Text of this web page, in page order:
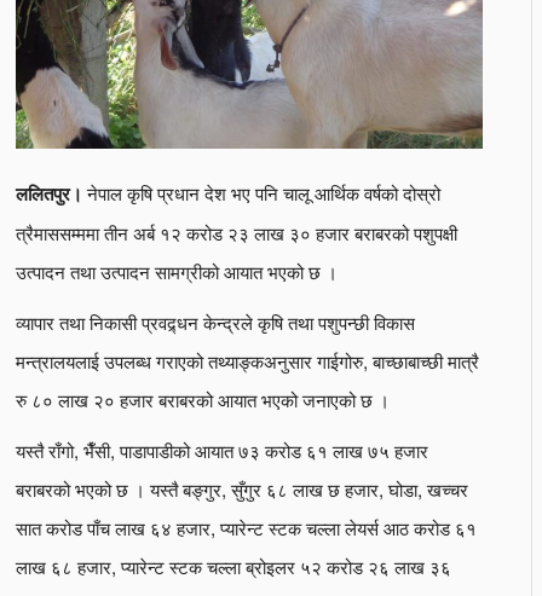
ललितपुर। नेपाल कृषि प्रधान देश भए पनि चालू आर्थिक वर्षको दोस्रो
त्रैमाससम्ममा तीन अर्ब १२ करोड २३ लाख ३० हजार बराबरको पशुपक्षी
उत्पादन तथा उत्पादन सामग्रीको आयात भएको छ ।
व्यापार तथा निकासी प्रवद्र्धन केन्द्रले कृषि तथा पशुपन्छी विकास
मन्त्रालयलाई उपलब्ध गराएको तथ्याङ्कअनुसार गाईगोरु, बाच्छाबाच्छी मात्रै
रु ८० लाख २० हजार बराबरको आयात भएको जनाएको छ ।
यस्तै राँगो, भैँसी, पाडापाडीको आयात ७३ करोड ६१ लाख ७५ हजार
बराबरको भएको छ । यस्तै बङ्गुर, सुँगुर ६८ लाख छ हजार, घोडा, खच्चर
सात करोड पाँच लाख ६४ हजार, प्यारेन्ट स्टक चल्ला लेयर्स आठ करोड ६१
लाख ६८ हजार, प्यारेन्ट स्टक चल्ला ब्रोइलर ५२ करोड २६ लाख ३६